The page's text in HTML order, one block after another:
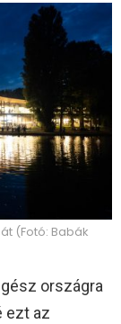
(Fotó: Babák
országra
ezt az